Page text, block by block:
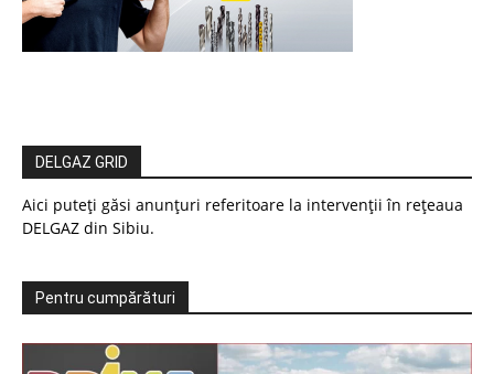
DELGAZ GRID
Aici puteți găsi anunțuri referitoare la intervenții în rețeaua
DELGAZ din Sibiu.
Pentru cumpărături